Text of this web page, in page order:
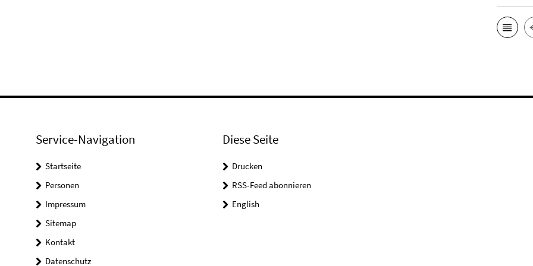
Service-Navigation
Startseite
Personen
Impressum
Sitemap
Kontakt
Datenschutz
Diese Seite
Drucken
RSS-Feed abonnieren
English